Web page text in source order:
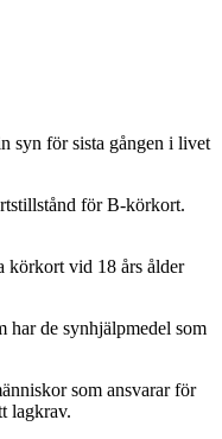
syn för sista gången i livet
för B-körkort.
körkort vid 18 års ålder
har de synhjälpmedel som
som ansvarar för
lagkrav.